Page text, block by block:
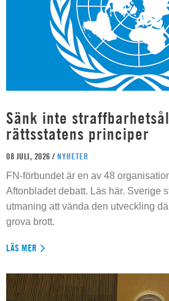
Sänk inte
rättsstatens principer
08 JULI, 2026 / NYHETER
FN-förbundet är en av 48
Aftonbladet debatt. Läs här. Sverige
utmaning att vända den utveckling
grova brott.
LÄS MER